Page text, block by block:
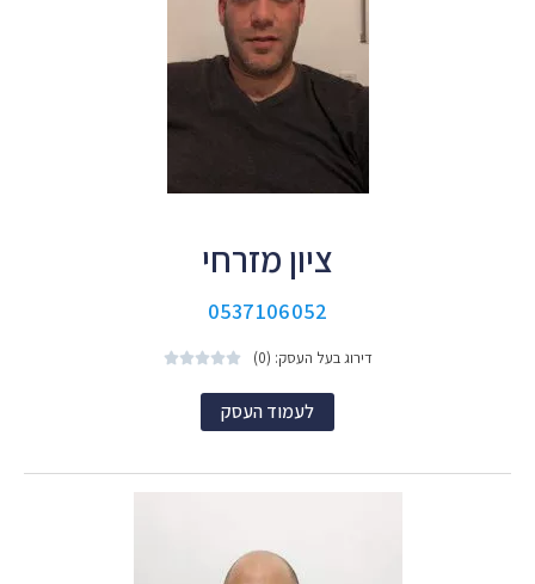
ציון מזרחי
0537106052
דירוג בעל העסק: (0) 




לעמוד העסק